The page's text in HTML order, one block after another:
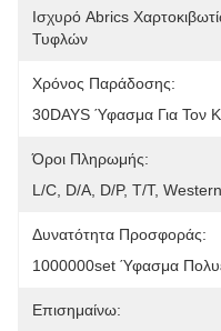
Ισχυρό Abrics
Τυφλών
Χρόνος Παράδοσης:
30DAYS Ύφασμα Για Τον
Όροι Πληρωμής:
L/C, D/A, D/P, T/T,
Δυνατότητα Προσφοράς:
1000000set Ύφασμα
Επισημαίνω: